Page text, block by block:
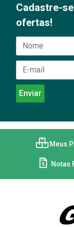
Cadastre-
ofertas!
Meus
Notas